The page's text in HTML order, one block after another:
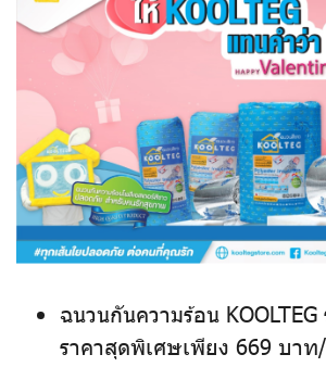
ฉนวนกันความร้อน KOOLTEG
ราคาสุดพิเศษเพียง 669 บา